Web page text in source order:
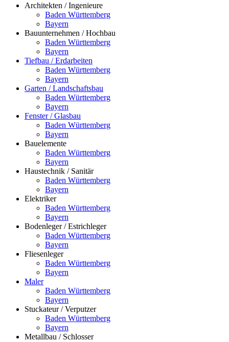
Architekten / Ingenieure
Baden Württemberg
Bayern
Bauunternehmen / Hochbau
Baden Württemberg
Bayern
Tiefbau / Erdarbeiten
Baden Württemberg
Bayern
Garten / Landschaftsbau
Baden Württemberg
Bayern
Fenster / Glasbau
Baden Württemberg
Bayern
Bauelemente
Baden Württemberg
Bayern
Haustechnik / Sanitär
Baden Württemberg
Bayern
Elektriker
Baden Württemberg
Bayern
Bodenleger / Estrichleger
Baden Württemberg
Bayern
Fliesenleger
Baden Württemberg
Bayern
Maler
Baden Württemberg
Bayern
Stuckateur / Verputzer
Baden Württemberg
Bayern
Metallbau / Schlosser